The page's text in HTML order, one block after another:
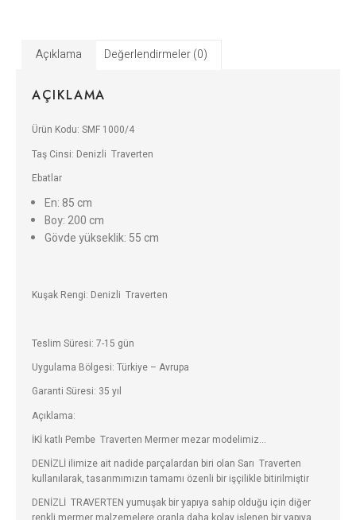
Açıklama Değerlendirmeler (0)
AÇIKLAMA
Ürün Kodu: SMF 1000/4
Taş Cinsi: Denizli Traverten
Ebatlar
En: 85 cm
Boy: 200 cm
Gövde yükseklik: 55 cm
Kuşak Rengi: Denizli Traverten
Teslim Süresi: 7-15 gün
Uygulama Bölgesi: Türkiye – Avrupa
Garanti Süresi: 35 yıl
Açıklama:
İKİ katlı Pembe Traverten Mermer mezar modelimiz…
DENİZLİ ilimize ait nadide parçalardan biri olan Sarı Traverten
kullanılarak, tasarımımızın tamamı özenli bir işçilikle bitirilmiştir
DENİZLİ TRAVERTEN yumuşak bir yapıya sahip olduğu için diğer